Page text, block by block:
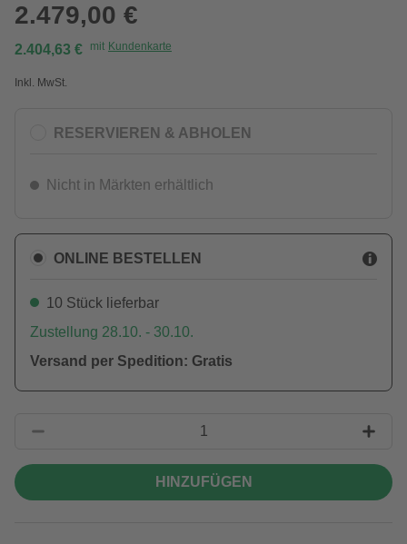
2.479,00 €
2.404,63 € mit Kundenkarte
Inkl. MwSt.
RESERVIEREN & ABHOLEN
Nicht in Märkten erhältlich
ONLINE BESTELLEN
10 Stück lieferbar
Zustellung 28.10. - 30.10.
Versand per Spedition: Gratis
HINZUFÜGEN